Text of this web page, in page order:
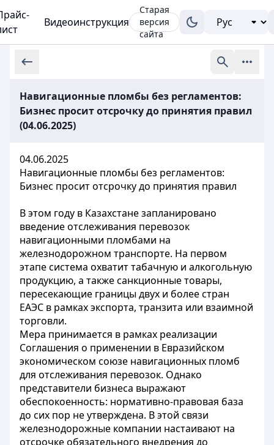
Видеоинструкция
Старая
версия
сайта
Навигационные пломбы без регламентов:
Бизнес просит отсрочку до принятия правил
(04.06.2025)
04.06.2025
Навигационные пломбы без регламентов:
Бизнес просит отсрочку до принятия правил
В этом году в Казахстане запланировано
введение отслеживания перевозок
навигационными пломбами на
железнодорожном транспорте. На первом
этапе система охватит табачную и алкогольную
продукцию, а также санкционные товары,
пересекающие границы двух и более стран
ЕАЭС в рамках экспорта, транзита или взаимной
торговли.
Мера принимается в рамках реализации
Соглашения о применении в Евразийском
экономическом союзе навигационных пломб
для отслеживания перевозок. Однако
представители бизнеса выражают
обеспокоенность: нормативно-правовая база
до сих пор не утверждена. В этой связи
железнодорожные компании настаивают на
отсрочке обязательного внедрения до